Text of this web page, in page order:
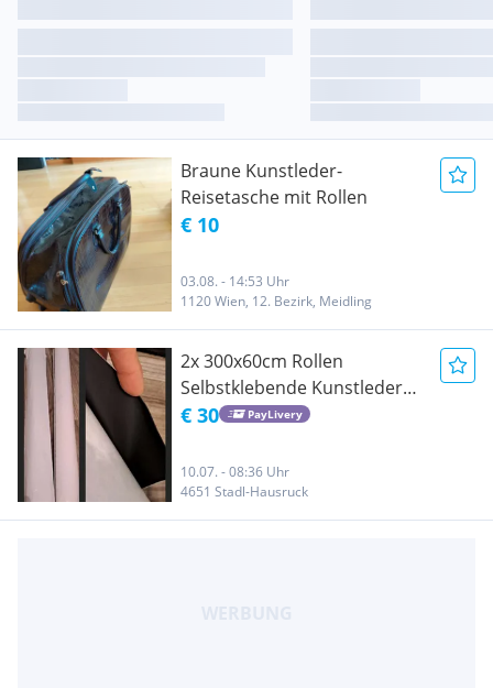
Braune Kunstleder-
Reisetasche mit Rollen
€ 10
03.08. - 14:53 Uhr
1120 Wien, 12. Bezirk, Meidling
2x 300x60cm Rollen
Selbstklebende Kunstleder
Rollen neu
€ 30 PayLivery
10.07. - 08:36 Uhr
4651 Stadl-Hausruck